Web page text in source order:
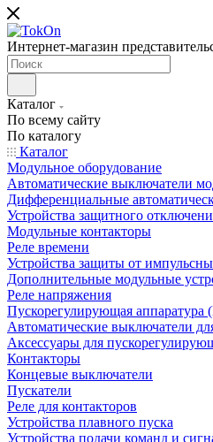
Интернет-магазин
Каталог
По всему сайту
По каталогу
Каталог
Модульное оборудование
Автоматические выключатели
Дифференциальные
Устройства защитного
Модульные контакторы
Реле времени
Устройства защиты от
Дополнительные модульные
Реле напряжения
Пускорегулирующая аппаратура
Автоматические выключатели
Аксессуары для
Контакторы
Концевые выключатели
Пускатели
Реле для контакторов
Устройства плавного пуска
Устройства подачи команд и